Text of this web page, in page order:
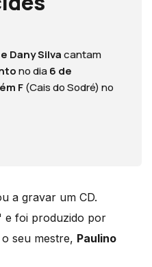
Dany Silvacantam
no dia6 de
F(Cais do Sodré) no
a gravar um CD.
e foi produzido por
seu mestre, Paulino